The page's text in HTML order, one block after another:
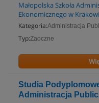
Małopolska Szkoła
Ekonomicznego w
Kategoria:Administracja
Typ:Zaoczne
Studia
Administracja